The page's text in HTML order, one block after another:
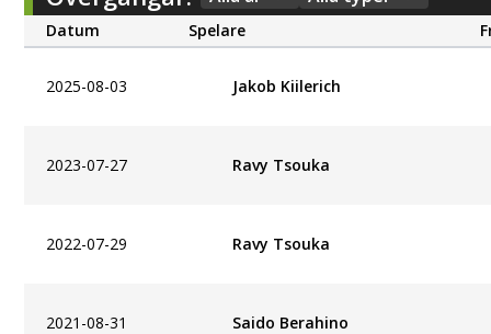
Datum Spelare
2025-08-03 Jakob Kiilerich
2023-07-27 Ravy Tsouka
2022-07-29 Ravy Tsouka
2021-08-31 Saido Berahino